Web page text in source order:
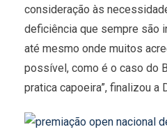
consideração às
deficiência que sempre são
até mesmo onde muitos
possível, como é o caso do
pratica capoeira”, finalizou a